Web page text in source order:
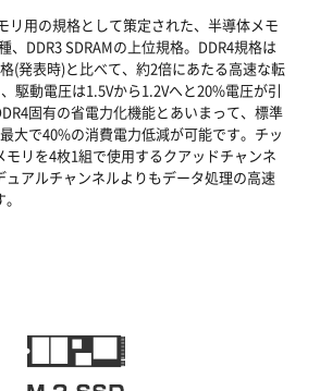
リ用の規格として策定された、半導体メモ
、DDR3 SDRAMの上位規格。DDR4規格は
(発表時)と比べて、約2倍にあたる高速な転
駆動電圧は1.5Vから1.2Vへと20%電圧が引
固有の省電力化機能とあいまって、標準
大で40%の消費電力低減が可能です。チッ
モリを4枚1組で使用するクアッドチャンネ
ュアルチャンネルよりもデータ処理の高速